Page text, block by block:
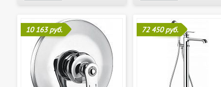
10 163 руб. 72 450 руб.